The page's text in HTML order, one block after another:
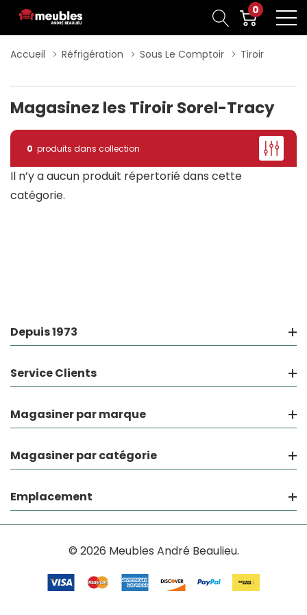
0
Accueil Réfrigération Sous Le Comptoir Tiroir
Magasinez les Tiroir Sorel-Tracy
0 produits dans collection
Il n’y a aucun produit répertorié dans cette
catégorie.
Depuis 1973
Service Clients
Magasiner par marque
Magasiner par catégorie
Emplacement
© 2026 Meubles André Beaulieu.